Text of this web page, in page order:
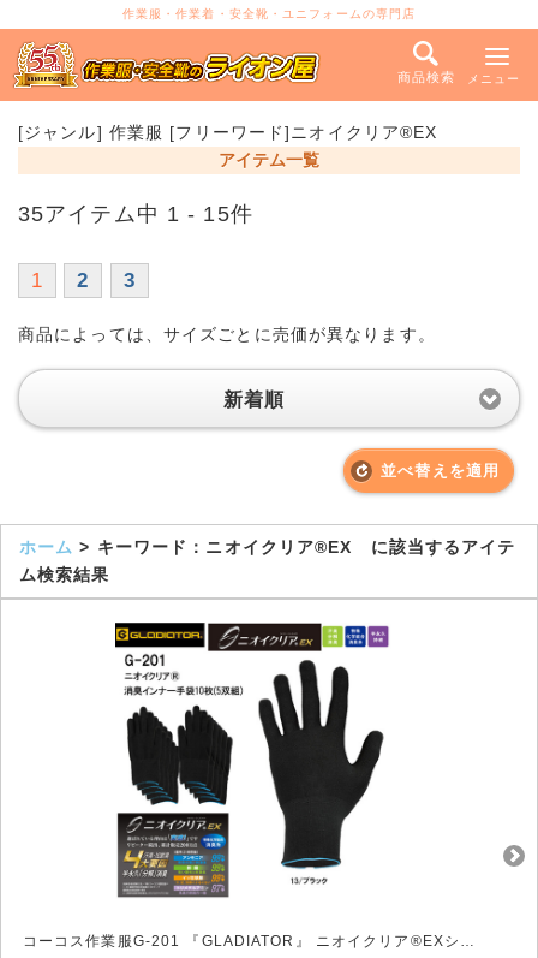
作業服・作業着・安全靴・ユニフォームの専門店
商品検索 メニュー
[ジャンル] 作業服 [フリーワード]ニオイクリア®EX
アイテム一覧
35アイテム中 1 - 15件
1 2 3
商品によっては、サイズごとに売価が異なります。
新着順
並べ替えを適用
ホーム > キーワード：ニオイクリア®EX に該当するアイテ
ム検索結果
コーコス作業服G-201 『GLADIATOR』 ニオイクリア®EXシリーズ